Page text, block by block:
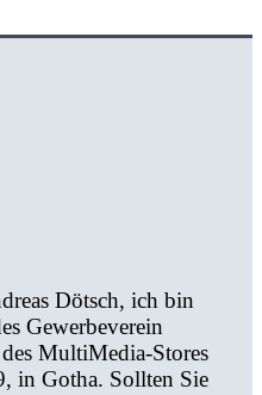
Dötsch, ich bin
Gewerbeverein
MultiMedia-Stores
in Gotha. Sollten Sie